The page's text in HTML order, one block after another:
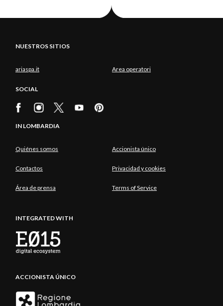
NUESTROS SITIOS
ariaspa.it Area operatori
SOCIAL
IN LOMBARDIA
Quiénes somos Accionista único
Contactos Privacidad y cookies
Área de prensa Terms of Service
INTEGRATED WITH
ACCIONISTA ÚNICO